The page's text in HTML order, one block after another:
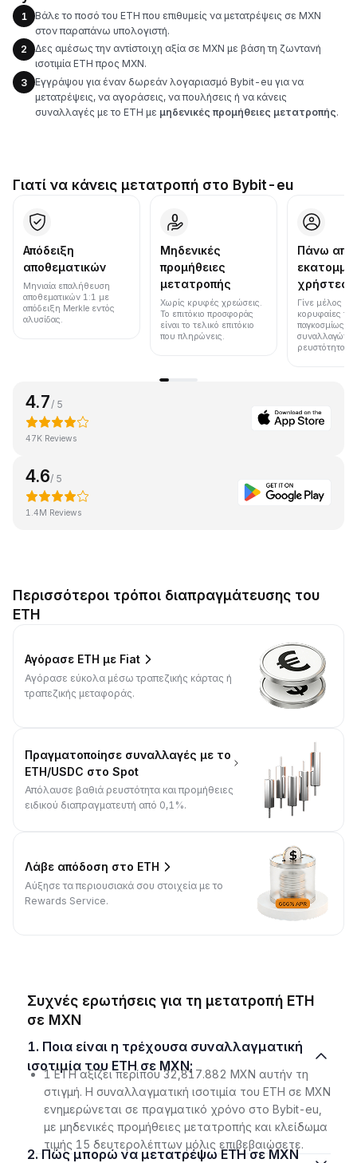
1
Βάλε το ποσό του ETH που επιθυμείς να μετατρέψεις σε MXN
στον παραπάνω υπολογιστή.
2
Δες αμέσως την αντίστοιχη αξία σε MXN με βάση τη ζωντανή
ισοτιμία ETH προς MXN.
3
Εγγράψου για έναν δωρεάν λογαριασμό Bybit-eu για να
μετατρέψεις, να αγοράσεις, να πουλήσεις ή να κάνεις
συναλλαγές με το ETH με μηδενικές προμήθειες μετατροπής.
Γιατί να κάνεις μετατροπή στο Bybit-eu
Απόδειξη
αποθεματικών
Μηνιαία επαλήθευση
αποθεματικών 1:1 με
απόδειξη Merkle εντός
αλυσίδας.
Μηδενικές
προμήθειες
μετατροπής
Χωρίς κρυφές χρεώσεις.
Το επιτόκιο προσφοράς
είναι το τελικό επιτόκιο
που πληρώνεις.
Πάνω από
χρήστες
Γίνε μέλος
κορυφαίες
παγκοσμίως
συναλλαγών
ρευστότητα.
4.7 / 5
47K Reviews
4.6/ 5
1.4M Reviews
Περισσότεροι τρόποι διαπραγμάτευσης του
ETH
Αγόρασε ETH με Fiat
Αγόρασε εύκολα μέσω τραπεζικής κάρτας ή
τραπεζικής μεταφοράς.
Πραγματοποίησε συναλλαγές με το
ETH/USDC στο Spot
Απόλαυσε βαθιά ρευστότητα και προμήθειες
ειδικού διαπραγματευτή από 0,1%.
Λάβε απόδοση στο ETH
Αύξησε τα περιουσιακά σου στοιχεία με το
Rewards Service.
Συχνές ερωτήσεις για τη μετατροπή ETH
σε MXN
1. Ποια είναι η τρέχουσα συναλλαγματική
ισοτιμία του ETH σε MXN;
1 ETH αξίζει περίπου 32,817.882 MXN αυτήν τη
στιγμή. Η συναλλαγματική ισοτιμία του ETH σε MXN
ενημερώνεται σε πραγματικό χρόνο στο Bybit-eu,
με μηδενικές προμήθειες μετατροπής και κλείδωμα
τιμής 15 δευτερολέπτων μόλις επιβεβαιώσετε.
2. Πώς μπορώ να μετατρέψω ETH σε MXN